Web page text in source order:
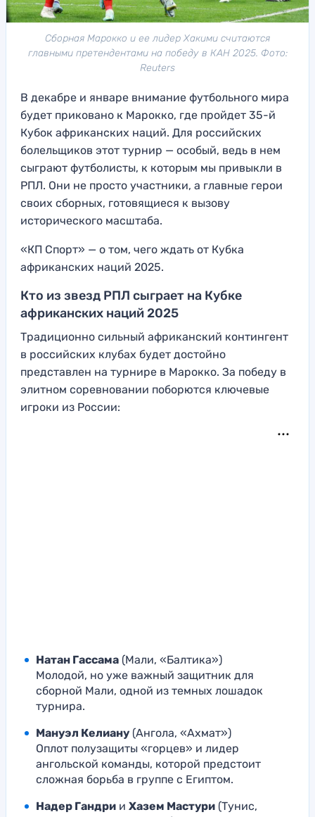
Сборная Марокко и ее лидер Хакими считаются
главными претендентами на победу в КАН 2025. Фото:
Reuters
В декабре и январе внимание футбольного мира
будет приковано к Марокко, где пройдет 35-й
Кубок африканских наций. Для российских
болельщиков этот турнир — особый, ведь в нем
сыграют футболисты, к которым мы привыкли в
РПЛ. Они не просто участники, а главные герои
своих сборных, готовящиеся к вызову
исторического масштаба.
«КП Спорт» — о том, чего ждать от Кубка
африканских наций 2025.
Кто из звезд РПЛ сыграет на Кубке
африканских наций 2025
Традиционно сильный африканский контингент
в российских клубах будет достойно
представлен на турнире в Марокко. За победу в
элитном соревновании поборются ключевые
игроки из России:
Натан Гассама (Мали, «Балтика»)
Молодой, но уже важный защитник для
сборной Мали, одной из темных лошадок
турнира.
Мануэл Келиану (Ангола, «Ахмат»)
Оплот полузащиты «горцев» и лидер
ангольской команды, которой предстоит
сложная борьба в группе с Египтом.
Надер Гандри и Хазем Мастури (Тунис,